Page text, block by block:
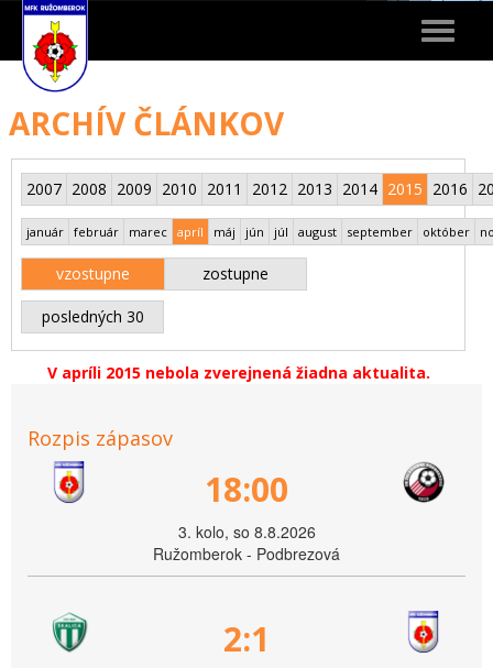
Toggle
ARCHÍV ČLÁNKOV
2007 2008 2009 2010 2011 2012 2013 2014 2015 2016
január február marec apríl máj jún júl august september október
vzostupne zostupne
posledných 30
V apríli 2015 nebola zverejnená žiadna aktualita.
Rozpis zápasov
18:00
3. kolo, so 8.8.2026
Ružomberok - Podbrezová
2:1